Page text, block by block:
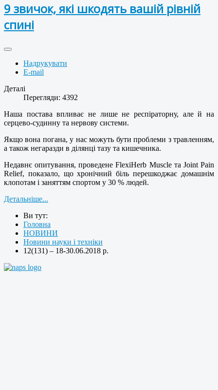
9 звичок, які шкодять вашій рівній
спині
Надрукувати
E-mail
Деталі
Перегляди: 4392
Наша постава впливає не лише не респіраторну, але й на
серцево-судинну та нервову системи.
Якщо вона погана, у нас можуть бути проблеми з травленням,
а також негаразди в ділянці тазу та кишечника.
Недавнє опитування, проведене FlexiHerb Muscle та Joint Pain
Relief, показало, що хронічний біль перешкоджає домашнім
клопотам і заняттям спортом у 30 % людей.
Детальніше...
Ви тут:
Головна
НОВИНИ
Новини науки і техніки
12(131) – 18-30.06.2018 р.